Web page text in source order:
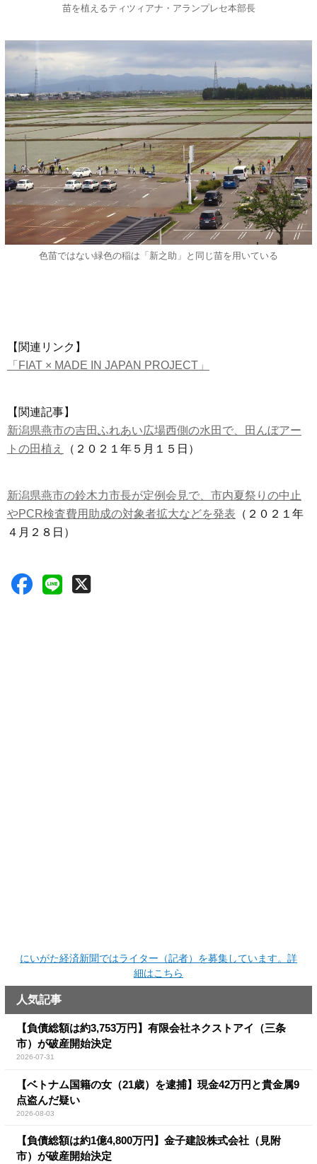
苗を植えるティツィアナ・アランプレセ本部長
色苗ではない緑色の稲は「新之助」と同じ苗を用いている
【関連リンク】
「FIAT × MADE IN JAPAN PROJECT」
【関連記事】
新潟県燕市の吉田ふれあい広場西側の水田で、田んぼアー
トの田植え
（２０２１年５月１５日）
新潟県燕市の鈴木力市長が定例会見で、市内夏祭りの中止
やPCR検査費用助成の対象者拡大などを発表 （２０２１年
４月２８日）
にいがた経済新聞ではライター（記者）を募集しています。詳
細はこちら
人気記事
【負債総額は約3,753万円】有限会社ネクストアイ（三条
市）が破産開始決定
2026-07-31
【ベトナム国籍の女（21歳）を逮捕】現金42万円と貴金属9
点盗んだ疑い
2026-08-03
【負債総額は約1億4,800万円】金子建設株式会社（見附
市）が破産開始決定